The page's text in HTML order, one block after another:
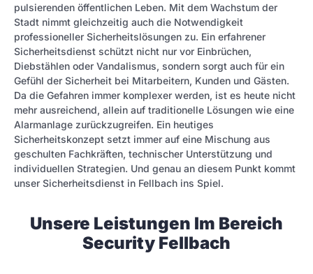
pulsierenden öffentlichen Leben. Mit dem Wachstum der
Stadt nimmt gleichzeitig auch die Notwendigkeit
professioneller Sicherheitslösungen zu. Ein erfahrener
Sicherheitsdienst schützt nicht nur vor Einbrüchen,
Diebstählen oder Vandalismus, sondern sorgt auch für ein
Gefühl der Sicherheit bei Mitarbeitern, Kunden und Gästen.
Da die Gefahren immer komplexer werden, ist es heute nicht
mehr ausreichend, allein auf traditionelle Lösungen wie eine
Alarmanlage zurückzugreifen. Ein heutiges
Sicherheitskonzept setzt immer auf eine Mischung aus
geschulten Fachkräften, technischer Unterstützung und
individuellen Strategien. Und genau an diesem Punkt kommt
unser Sicherheitsdienst in Fellbach ins Spiel.
Unsere Leistungen Im Bereich
Security Fellbach